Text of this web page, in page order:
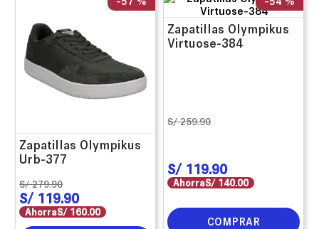
Zapatillas Olympikus
Urb-377
S/ 279.90
S/ 119.90
AhorraS/ 160.00
Zapatillas Olympikus
Virtuose-384
S/ 259.90
S/ 119.90
AhorraS/ 140.00
COMPRAR